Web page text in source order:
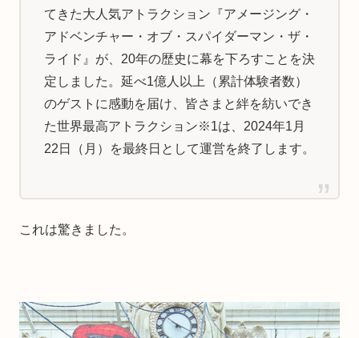
てきた大人気アトラクション『アメージング・
アドベンチャー・オブ・スパイダーマン・ザ・
ライド』が、20年の歴史に幕を下ろすことを決
定しました。延べ1億人以上（累計体験者数）
のゲストに感動を届け、皆さまと絆を紡いでき
た世界最高アトラクション※1は、2024年1月
22日（月）を最終日として運営を終了します。
これは驚きました。